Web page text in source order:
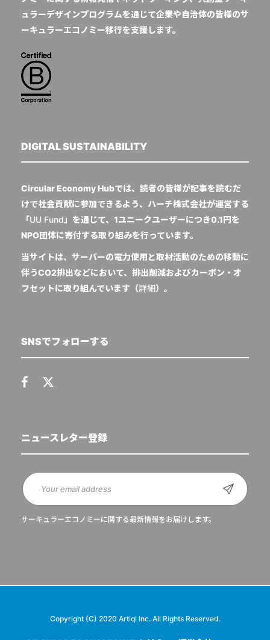
ュラーデザインプログラムを通じて企業や自治体の皆様のサ
ーキュラーエコノミー移行を支援します。
DIGITAL SUSTAINABILITY
Circular Economy Hubでは、読者の皆様が記事を読むだ
けで社会貢献に参加できるよう、ハーチ株式会社が運営する
「UU Fund」を通じて、1ユニークユーザーにつき0.1円を
NPO団体に寄付する取り組みを行っています。
当サイトは、サーバーの電力使用と取材活動のための移動に
伴うCO2排出などにおいて、排出削減およびカーボン・オ
フセットに取り組んでいます（詳細）。
SNSでフォローする
ニュースレター登録
サーキュラーエコノミーに関する最新情報をお届けします。
Copyright (C) 2020 Artiql Inc. All Rights Reserved.